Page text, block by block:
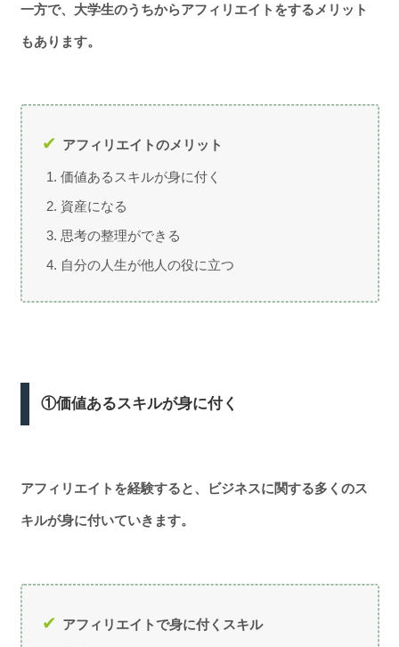
一方で、大学生のうちからアフィリエイトをするメリット
もあります。
アフィリエイトのメリット
価値あるスキルが身に付く
資産になる
思考の整理ができる
自分の人生が他人の役に立つ
①価値あるスキルが身に付く
アフィリエイトを経験すると、ビジネスに関する多くのス
キルが身に付いていきます。
アフィリエイトで身に付くスキル